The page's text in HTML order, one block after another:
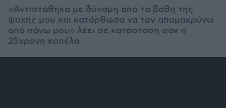
«Αντιστάθηκα με δύναμη από τα βάθη της
ψυχής μου και κατόρθωσα να τον απομακρύνω
από πάνω μου» λέει σε κατάσταση σοκ η
25χρονη κοπέλα